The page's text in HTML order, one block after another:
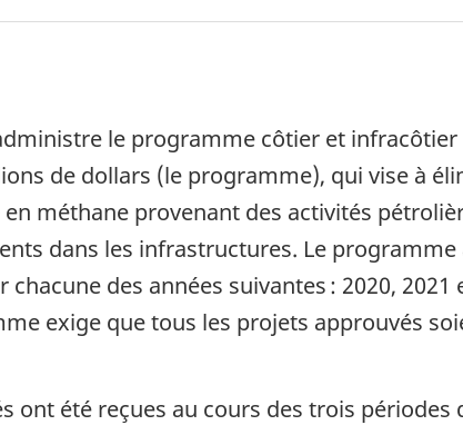
le programme côtier et
de dollars (le programme), qui vise à
méthane provenant des activités
dans les infrastructures. Le
des années suivantes : 2020, 2021
exige que tous les projets approuvés
ont été reçues au cours des trois périodes